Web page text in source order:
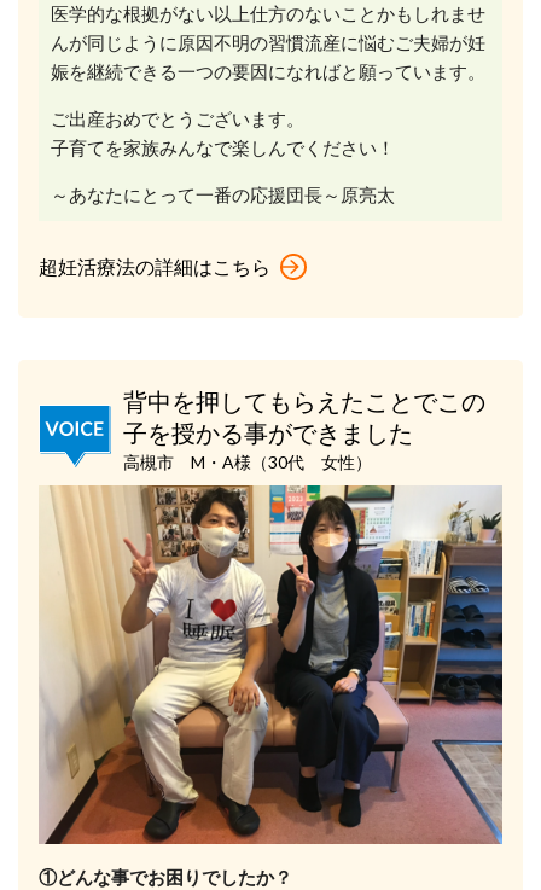
医学的な根拠がない以上仕方のないことかもしれませ
んが同じように原因不明の習慣流産に悩むご夫婦が妊
娠を継続できる一つの要因になればと願っています。
ご出産おめでとうございます。
子育てを家族みんなで楽しんでください！
～あなたにとって一番の応援団長～原亮太
超妊活療法の詳細はこちら
背中を押してもらえたことでこの
子を授かる事ができました
高槻市 M・A様（30代 女性）
①どんな事でお困りでしたか？